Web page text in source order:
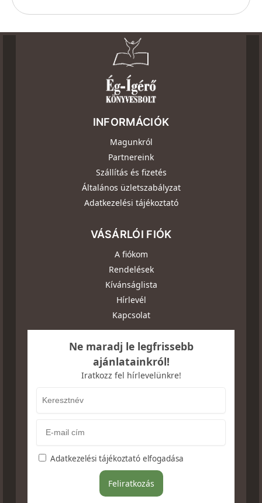
INFORMÁCIÓK
Magunkról
Partnereink
Szállítás és fizetés
Általános üzletszabályzat
Adatkezelési tájékoztató
VÁSÁRLÓI FIÓK
A fiókom
Rendelések
Kívánságlista
Hírlevél
Kapcsolat
Ne maradj le legfrissebb
ajánlatainkról!
Iratkozz fel hírlevelünkre!
Adatkezelési tájékoztató elfogadása